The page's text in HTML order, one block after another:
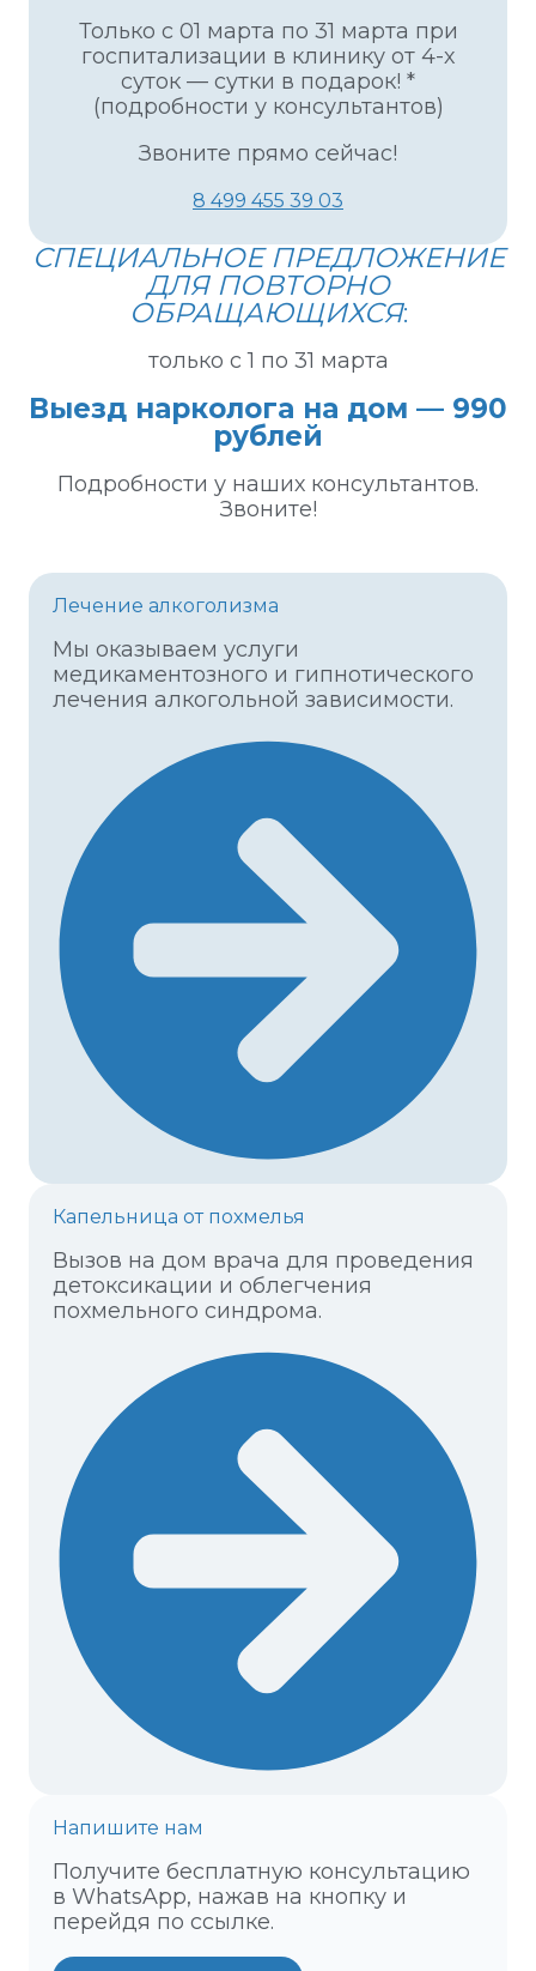
Только с 01 марта по 31 марта при
госпитализации в клинику от 4-х
суток — сутки в подарок! *
(подробности у консультантов)
Звоните прямо сейчас!
8 499 455 39 03
СПЕЦИАЛЬНОЕ ПРЕДЛОЖЕНИЕ
ДЛЯ ПОВТОРНО
ОБРАЩАЮЩИХСЯ:
только с 1 по 31 марта
Выезд нарколога на дом — 990
рублей
Подробности у наших консультантов.
Звоните!
Лечение алкоголизма
Мы оказываем услуги
медикаментозного и гипнотического
лечения алкогольной зависимости.
Капельница от похмелья
Вызов на дом врача для проведения
детоксикации и облегчения
похмельного синдрома.
Напишите нам
Получите бесплатную консультацию
в WhatsApp, нажав на кнопку и
перейдя по ссылке.